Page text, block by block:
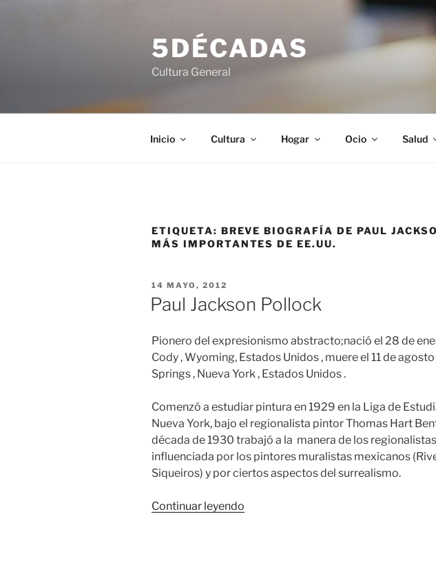
5DÉCADAS
Cultura General
Inicio Cultura Hogar Ocio Salud
ETIQUETA: BREVE BIOGRAFÍA DE PAUL
MÁS IMPORTANTES DE EE.UU.
PUBLICADO
EL
14 MAYO, 2012
Paul Jackson Pollock
Pionero del expresionismo abstracto;nació el 28 de
Cody , Wyoming, Estados Unidos , muere el 11 de
Springs , Nueva York , Estados Unidos .
Comenzó a estudiar pintura en 1929 en la Liga de
Nueva York, bajo el regionalista pintor Thomas Hart
década de 1930 trabajó a la manera de los
influenciada por los pintores muralistas mexicanos
Siqueiros) y por ciertos aspectos del surrealismo.
Continuar leyendo